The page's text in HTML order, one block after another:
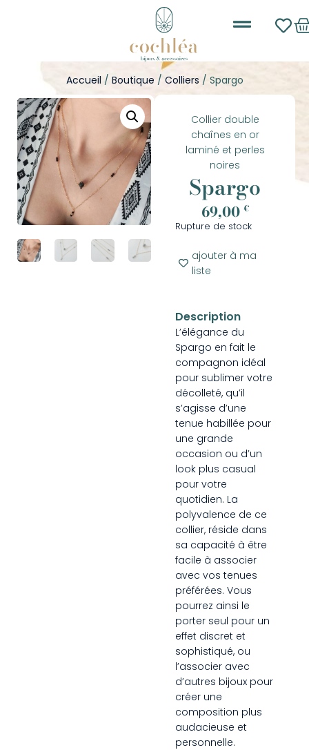
Accueil / Boutique / Colliers / Spargo
Collier double
chaînes en or
laminé et perles
noires
Spargo
69,00 €
Rupture de stock
ajouter à ma
liste
Description
L’élégance du
Spargo en fait le
compagnon idéal
pour sublimer votre
décolleté, qu’il
s’agisse d’une
tenue habillée pour
une grande
occasion ou d’un
look plus casual
pour votre
quotidien. La
polyvalence de ce
collier, réside dans
sa capacité à être
facile à associer
avec vos tenues
préférées. Vous
pourrez ainsi le
porter seul pour un
effet discret et
sophistiqué, ou
l’associer avec
d’autres bijoux pour
créer une
composition plus
audacieuse et
personnelle.